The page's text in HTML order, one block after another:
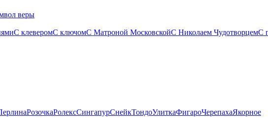
веры
С клеверомС ключомС Матроной МосковскойС Николаем ЧудотворцемС
РозочкаРолексСингапурСнейкТондоУлиткаФигароЧерепахаЯкорное